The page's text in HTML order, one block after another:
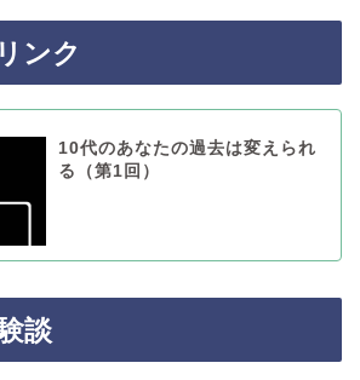
ンク
10代のあなたの過去は変えられ
る（第1回）
談